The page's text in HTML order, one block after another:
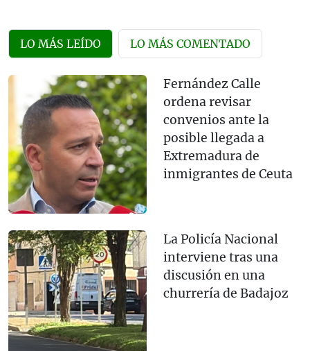
LO MÁS LEÍDO LO MÁS COMENTADO
Fernández Calle
ordena revisar
convenios ante la
posible llegada a
Extremadura de
inmigrantes de Ceuta
La Policía Nacional
interviene tras una
discusión en una
churrería de Badajoz